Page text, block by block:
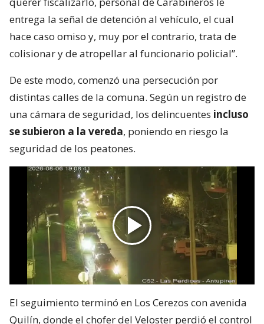
entrega la señal de detención al vehículo, el cual
hace caso omiso y, muy por el contrario, trata de
colisionar y de atropellar al funcionario policial”.
De este modo, comenzó una persecución por
distintas calles de la comuna. Según un registro de
una cámara de seguridad, los delincuentes incluso
se subieron a la vereda, poniendo en riesgo la
seguridad de los peatones.
El seguimiento terminó en Los Cerezos con avenida
Quilín, donde el chofer del Veloster perdió el control